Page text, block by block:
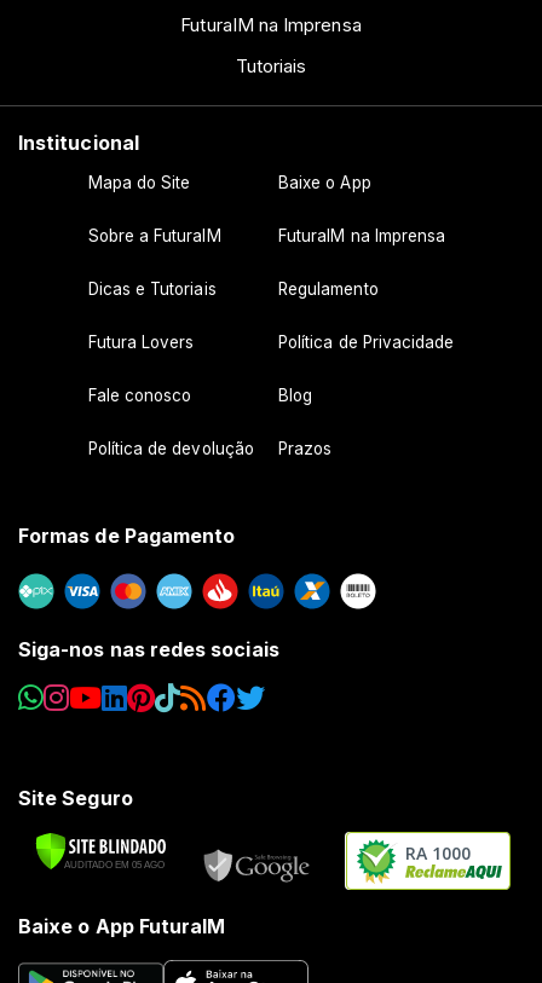
FuturaIM na Imprensa
Tutoriais
Institucional
Mapa do Site Baixe o App
Sobre a FuturaIM FuturaIM na Imprensa
Dicas e Tutoriais Regulamento
Futura Lovers Política de Privacidade
Fale conosco Blog
Política de devolução Prazos
Formas de Pagamento
Siga-nos nas redes sociais
Site Seguro
RA 1000
Baixe o App FuturaIM